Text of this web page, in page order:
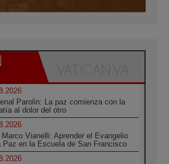
Parolin: La paz comienza con la
al dolor del otro
Marco Vianelli: Aprender el Evangelio
Paz en la Escuela de San Francisco